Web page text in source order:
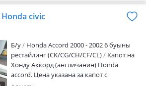
civic
Б/y
Honda Accord 2000 - 2002 6 буыны
рестайлинг (CK/CG/CH/CF/CL)
Капот на
Хонду Аккорд (англичанин) Honda
accord. Цена указана за капот с